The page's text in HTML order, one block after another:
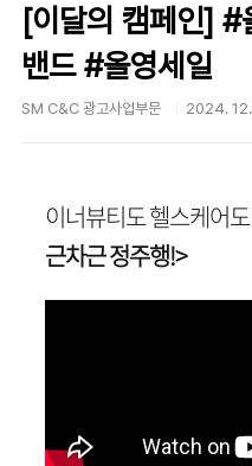
[이달의 캠페인]
밴드 #올영세일
SM C&C 광고사업부문 2024.
이너뷰티도 헬스케어
근차근 정주행!>